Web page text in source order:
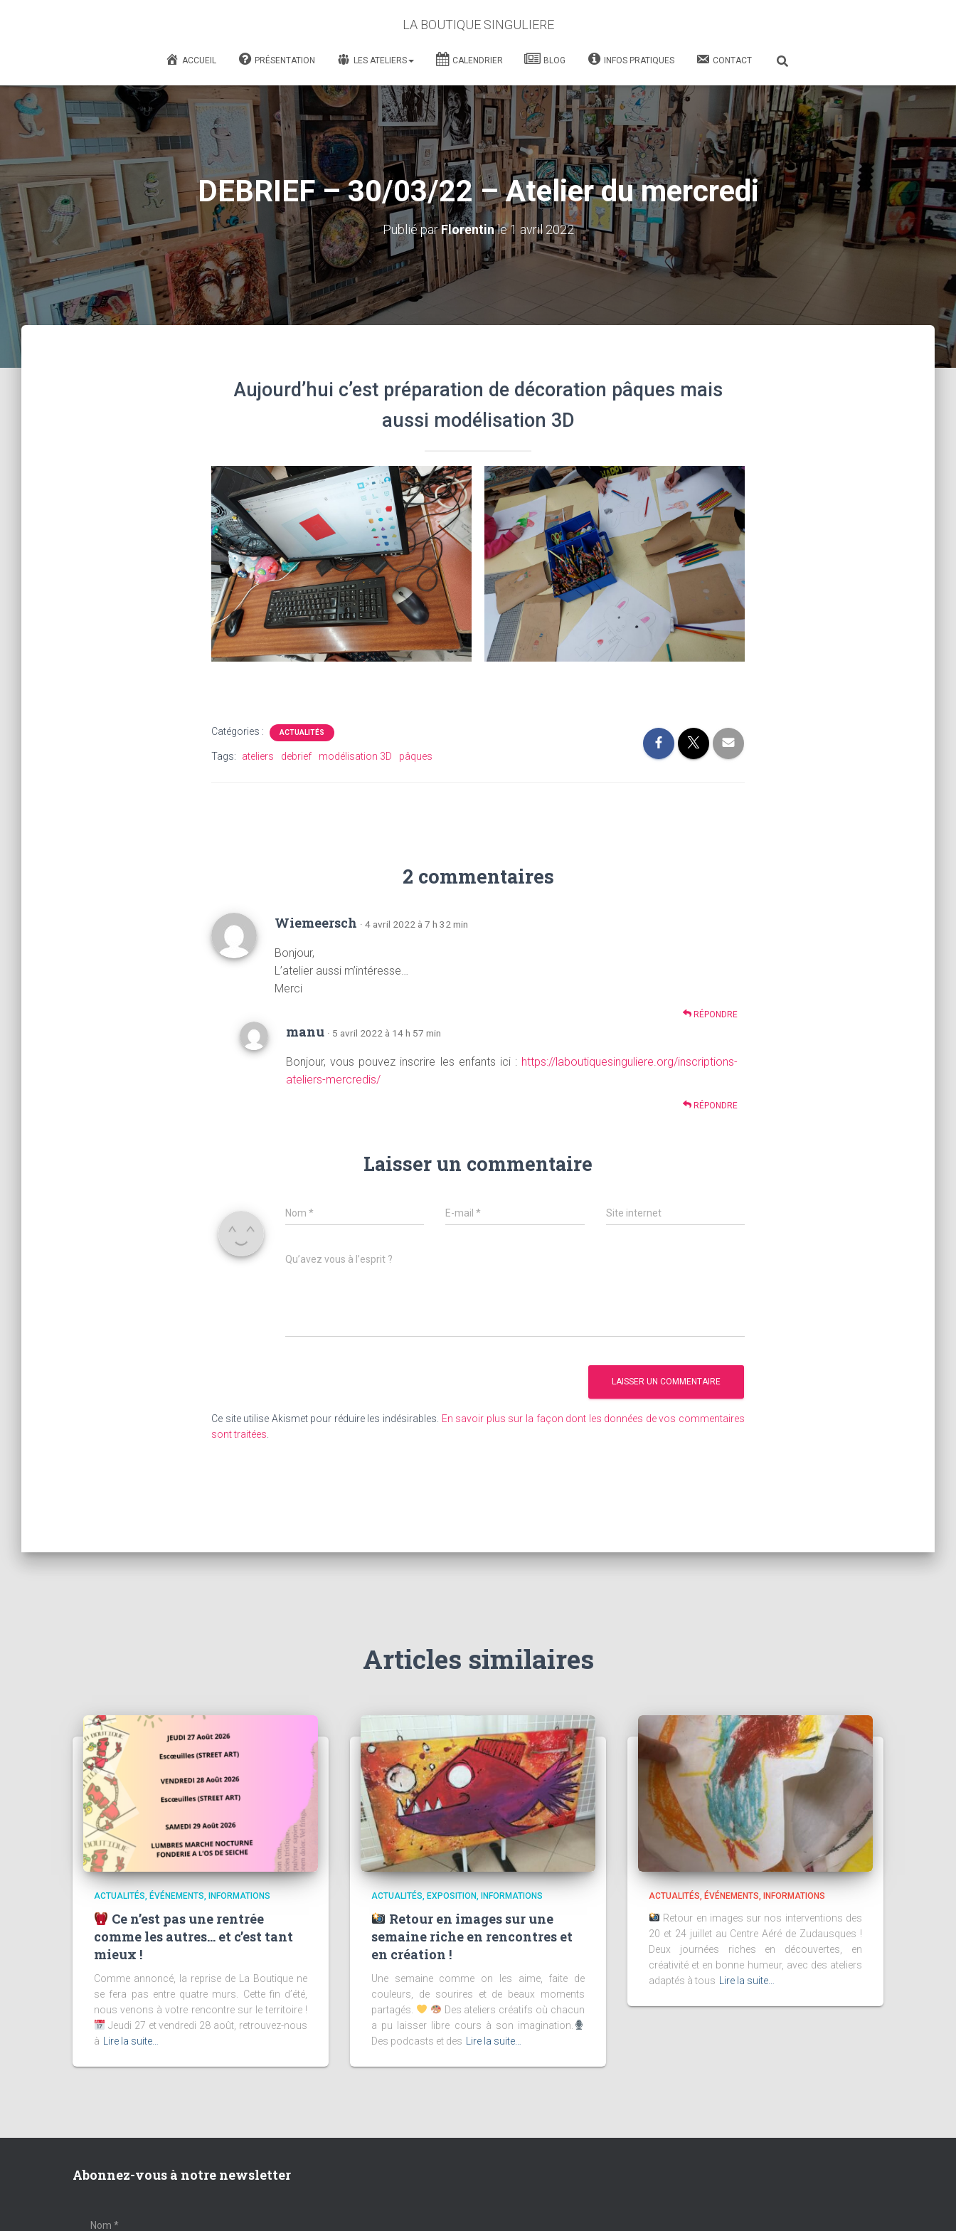
LA BOUTIQUE SINGULIERE
ACCUEIL PRÉSENTATION LES ATELIERS CALENDRIER BLOG INFOS PRATIQUES CONTACT
DEBRIEF – 30/03/22 – Atelier du mercredi
Publié parFlorentinle1 avril 2022
Aujourd’hui c’est préparation de décoration pâques mais
aussi modélisation 3D
Catégories : ACTUALITÉS
Tags: ateliers debrief modélisation 3D pâques
2 commentaires
Wiemeersch · 4 avril 2022 à 7 h 32 min
Bonjour,
L’atelier aussi m’intéresse…
Merci
RÉPONDRE
manu · 5 avril 2022 à 14 h 57 min
Bonjour, vous pouvez inscrire les enfants ici : https://laboutiquesinguliere.org/inscriptions-
ateliers-mercredis/
RÉPONDRE
Laisser un commentaire
Nom * E-mail* Site internet
Qu’avez vous à l’esprit ?
Ce site utilise Akismet pour réduire les indésirables. En savoir plus sur la façon dont les données de vos commentaires
sont traitées
Articles similaires
ACTUALITÉS ÉVÉNEMENTS INFORMATIONS
Ce n’est pas une rentrée
comme les autres… et c’est tant
mieux !
Comme annoncé, la reprise de La Boutique ne
se fera pas entre quatre murs. Cette fin d’été,
nous venons à votre rencontre sur le territoire !
Jeudi 27 et vendredi 28 août, retrouvez-nous
à
Lire la suite…
ACTUALITÉS EXPOSITION INFORMATIONS
Retour en images sur une
semaine riche en rencontres et
en création !
Une semaine comme on les aime, faite de
couleurs, de sourires et de beaux moments
partagés.
Des ateliers créatifs où chacun
a pu laisser libre cours à son imagination.
Des podcasts et des
Lire la suite…
ACTUALITÉS ÉVÉNEMENTS INFORMATIONS
Retour en images sur nos interventions des
20 et 24 juillet au Centre Aéré de Zudausques !
Deux journées riches en découvertes, en
créativité et en bonne humeur, avec des ateliers
adaptés à tous
Lire la suite…
Abonnez-vous à notre newsletter